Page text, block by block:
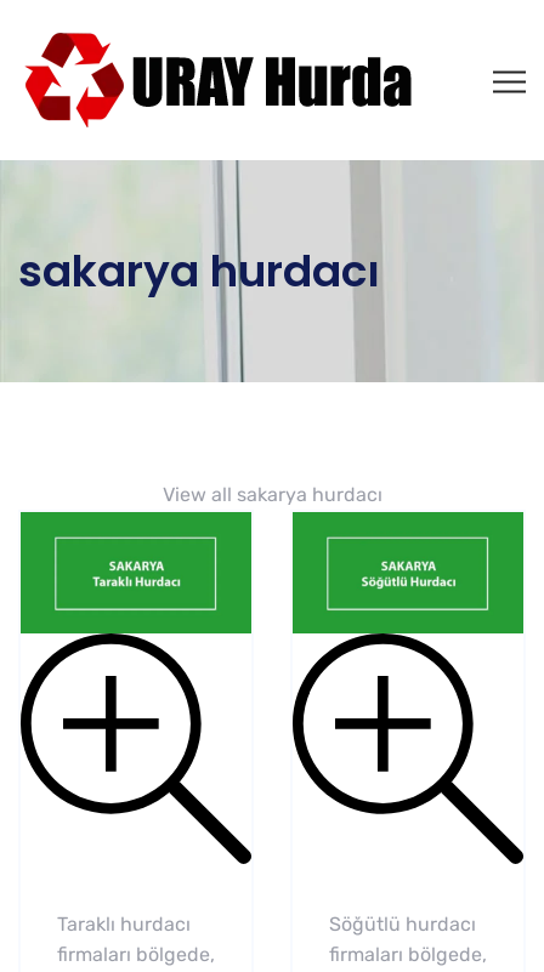
sakarya hurdacı
View all sakarya hurdacı
Taraklı hurdacı
firmaları bölgede,
Söğütlü hurdacı
firmaları bölgede,